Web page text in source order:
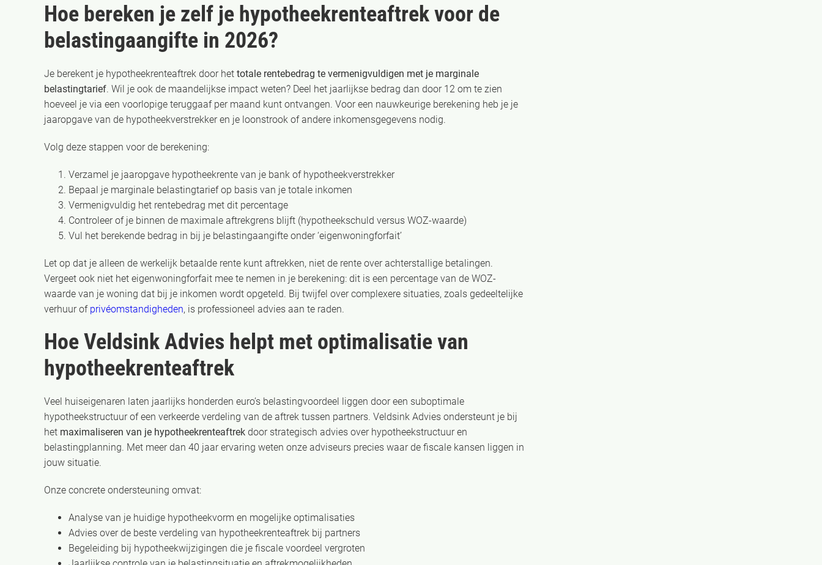
Hoe bereken je zelf je hypotheekrenteaftrek voor de
belastingaangifte in 2026?
Je berekent je hypotheekrenteaftrek door het totale rentebedrag te vermenigvuldigen met je marginale
belastingtarief. Wil je ook de maandelijkse impact weten? Deel het jaarlijkse bedrag dan door 12 om te zien
hoeveel je via een voorlopige teruggaaf per maand kunt ontvangen. Voor een nauwkeurige berekening heb je je
jaaropgave van de hypotheekverstrekker en je loonstrook of andere inkomensgegevens nodig.
Volg deze stappen voor de berekening:
Verzamel je jaaropgave hypotheekrente van je bank of hypotheekverstrekker
Bepaal je marginale belastingtarief op basis van je totale inkomen
Vermenigvuldig het rentebedrag met dit percentage
Controleer of je binnen de maximale aftrekgrens blijft (hypotheekschuld versus WOZ-waarde)
Vul het berekende bedrag in bij je belastingaangifte onder ‘eigenwoningforfait’
Let op dat je alleen de werkelijk betaalde rente kunt aftrekken, niet de rente over achterstallige betalingen.
Vergeet ook niet het eigenwoningforfait mee te nemen in je berekening: dit is een percentage van de WOZ-
waarde van je woning dat bij je inkomen wordt opgeteld. Bij twijfel over complexere situaties, zoals gedeeltelijke
verhuur of privéomstandigheden, is professioneel advies aan te raden.
Hoe Veldsink Advies helpt met optimalisatie van
hypotheekrenteaftrek
Veel huiseigenaren laten jaarlijks honderden euro’s belastingvoordeel liggen door een suboptimale
hypotheekstructuur of een verkeerde verdeling van de aftrek tussen partners. Veldsink Advies ondersteunt je bij
het maximaliseren van je hypotheekrenteaftrek door strategisch advies over hypotheekstructuur en
belastingplanning. Met meer dan 40 jaar ervaring weten onze adviseurs precies waar de fiscale kansen liggen in
jouw situatie.
Onze concrete ondersteuning omvat:
Analyse van je huidige hypotheekvorm en mogelijke optimalisaties
Advies over de beste verdeling van hypotheekrenteaftrek bij partners
Begeleiding bij hypotheekwijzigingen die je fiscale voordeel vergroten